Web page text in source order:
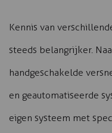
Kennis van
steeds belangrijker.
handgeschakelde
en geautomatiseerde
eigen systeem met